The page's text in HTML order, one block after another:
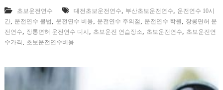
초보운전연수 대전초보운전연수, 부산초보운전연수, 운전연수 10시
간, 운전연수 불법 , 운전연수 비용, 운전연수 주의점 , 운전연수 학원 , 장롱면허 운
전연수, 장롱면허 운전연수 디시 , 초보운전 연습장소, 초보운전연수, 초보운전연
수가격 , 초보운전연수비용